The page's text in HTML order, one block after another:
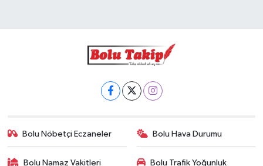
Bolu Nöbetçi Eczaneler Bolu Hava Durumu
Bolu Namaz Vakitleri
Bolu Trafik Yoğunluk